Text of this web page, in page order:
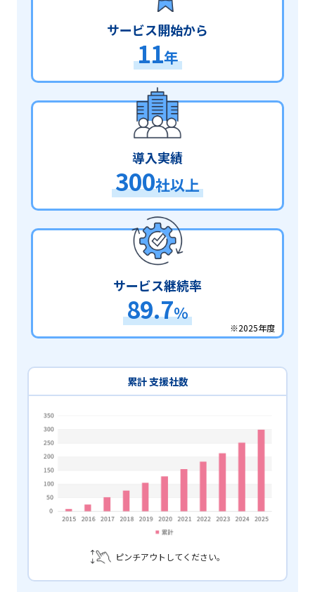
サービス開始から
11年
導入実績
300社以上
サービス継続率
89.7%
※2025年度
累計 支援社数
ピンチアウトしてください。